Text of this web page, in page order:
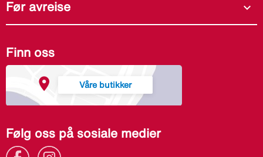
Før avreise expand_more
Finn oss
Våre butikker
Følg oss på sosiale medier